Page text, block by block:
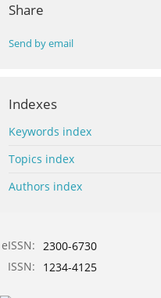
Share
Send by email
Indexes
Keywords index
Topics index
Authors index
eISSN: 2300-6730
ISSN:
1234-4125